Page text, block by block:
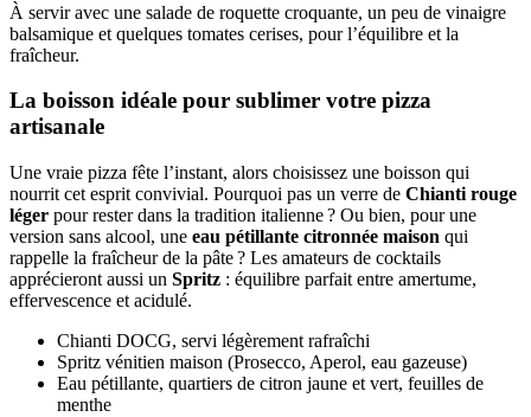
À servir avec une salade de roquette croquante, un peu de vinaigre
balsamique et quelques tomates cerises, pour l’équilibre et la
fraîcheur.
La boisson idéale pour sublimer votre pizza
artisanale
Une vraie pizza fête l’instant, alors choisissez une boisson qui
nourrit cet esprit convivial. Pourquoi pas un verre de Chianti rouge
léger pour rester dans la tradition italienne ? Ou bien, pour une
version sans alcool, une eau pétillante citronnée maison qui
rappelle la fraîcheur de la pâte ? Les amateurs de cocktails
apprécieront aussi un Spritz : équilibre parfait entre amertume,
effervescence et acidulé.
Chianti DOCG, servi légèrement rafraîchi
Spritz vénitien maison (Prosecco, Aperol, eau gazeuse)
Eau pétillante, quartiers de citron jaune et vert, feuilles de
menthe